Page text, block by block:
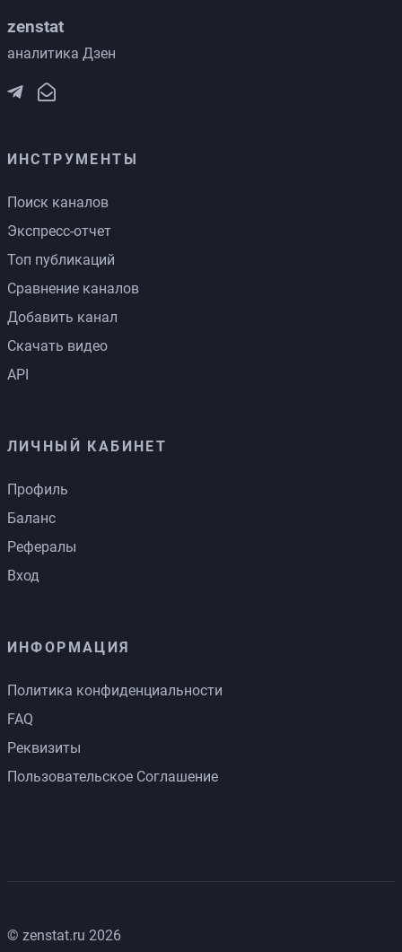
zenstat
аналитика Дзен
ИНСТРУМЕНТЫ
Поиск каналов
Экспресс-отчет
Топ публикаций
Сравнение каналов
Добавить канал
Скачать видео
API
ЛИЧНЫЙ КАБИНЕТ
Профиль
Баланс
Рефералы
Вход
ИНФОРМАЦИЯ
Политика конфиденциальности
FAQ
Реквизиты
Пользовательское Соглашение
© zenstat.ru 2026